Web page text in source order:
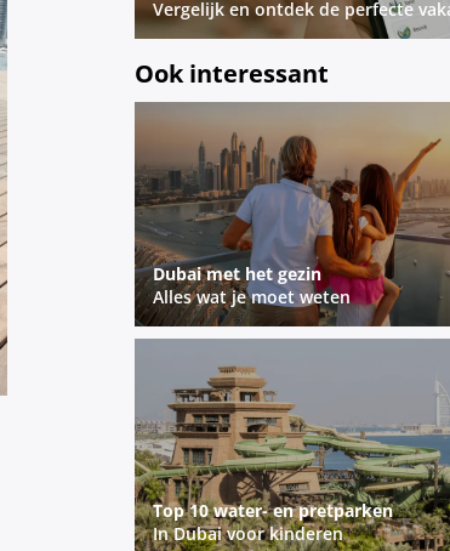
Vergelijk en ontdek de perfecte
Ook interessant
Dubai met het gezin
Alles wat je moet weten
Top 10 water- en pretparken
In Dubai voor kinderen